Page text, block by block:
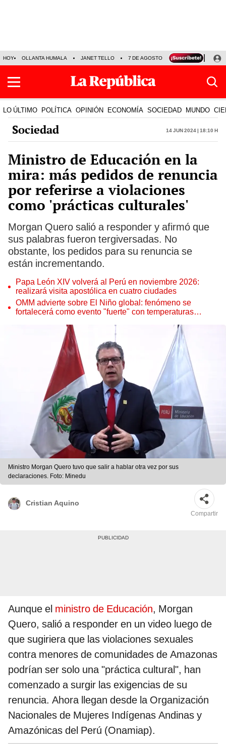
HOY OLLANTA HUMALA JANET TELLO 7 DE AGOSTO TINKA RESULTADOS
LO ÚLTIMO POLÍTICA OPINIÓN ECONOMÍA SOCIEDAD MUNDO
Sociedad 14 Jun 2024 | 18:10 h
Ministro de Educación en la
mira: más pedidos de renuncia
por referirse a violaciones
como 'prácticas culturales'
Morgan Quero salió a responder y afirmó que
sus palabras fueron tergiversadas. No
obstante, los pedidos para su renuncia se
están incrementando.
Papa León XIV volverá al Perú en noviembre 2026:
realizará visita apostólica en cuatro ciudades
OMM advierte sobre El Niño global: fenómeno se
fortalecerá como evento "fuerte" con temperaturas
Ministro Morgan Quero tuvo que salir a hablar otra vez por sus
declaraciones. Foto: Minedu
Cristian Aquino
Compartir
Aunque el ministro de Educación, Morgan
Quero, salió a responder en un video luego de
que sugiriera que las violaciones sexuales
contra menores de comunidades de Amazonas
podrían ser solo una "práctica cultural", han
comenzado a surgir las exigencias de su
renuncia. Ahora llegan desde la Organización
Nacionales de Mujeres Indígenas Andinas y
Amazónicas del Perú (Onamiap).